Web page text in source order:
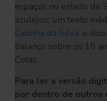
espaços no estado de
azulejos; um texto
Cidinha da Silva; e
balanço sobre os 10
Cotas.
Para ler a versão
por dentro de outros